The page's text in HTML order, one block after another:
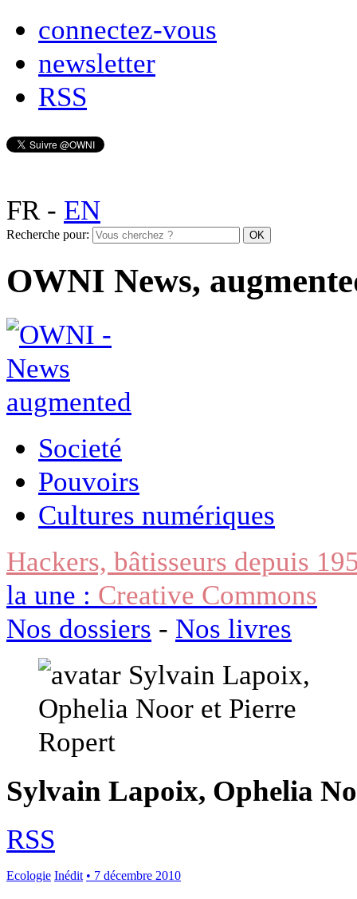
connectez-vous
newsletter
RSS
FR- EN
Recherche pour:
OWNI News,
Societé
Pouvoirs
Cultures numériques
Hackers, bâtisseurs depuis
la une : Creative Commons
Nos dossiers - Nos livres
Sylvain Lapoix, Ophelia
RSS
Ecologie Inédit • 7 décembre 2010